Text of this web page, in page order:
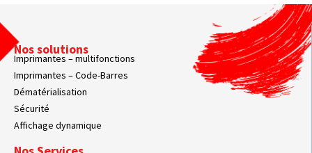
Nos solutions
Imprimantes – multifonctions
Imprimantes – Code-Barres
Dématérialisation
Sécurité
Affichage dynamique